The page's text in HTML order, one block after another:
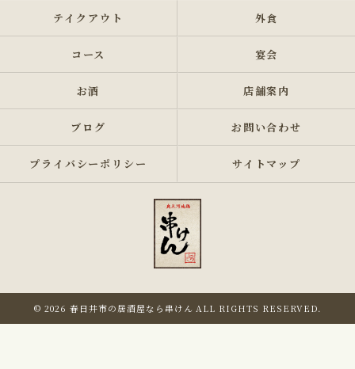
テイクアウト 外食
コース 宴会
お酒 店舗案内
ブログ お問い合わせ
プライバシーポリシー サイトマップ
© 2026 春日井市の居酒屋なら串けん ALL RIGHTS RESERVED.